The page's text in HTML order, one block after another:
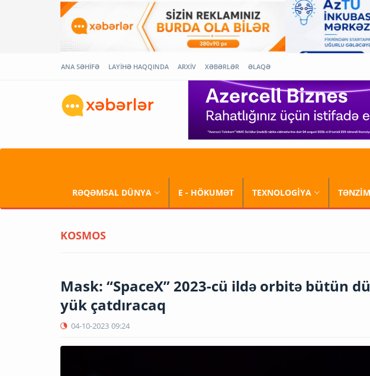
ANA SƏHİFƏ LAYİHƏ HAQQINDA ARXİV XƏBƏRLƏR ƏLAQƏ
RƏQƏMSAL DÜNYA E - HÖKUMƏT TEXNOLOGİYA
KOSMOS
Mask: “SpaceX” 2023-cü ildə orbitə bütün
yük çatdıracaq
04-10-2023 09:24